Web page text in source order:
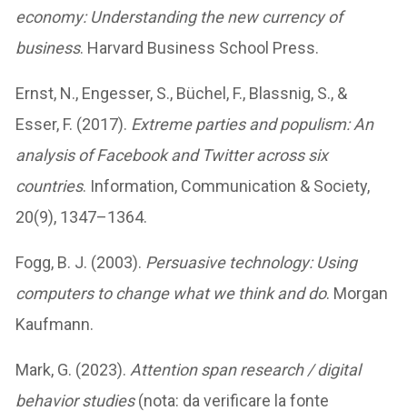
economy: Understanding the new currency of
business. Harvard Business School Press.
Ernst, N., Engesser, S., Büchel, F., Blassnig, S., &
Esser, F. (2017). Extreme parties and populism: An
analysis of Facebook and Twitter across six
countries. Information, Communication & Society,
20(9), 1347–1364.
Fogg, B. J. (2003). Persuasive technology: Using
computers to change what we think and do. Morgan
Kaufmann.
Mark, G. (2023). Attention span research / digital
behavior studies(nota: da verificare la fonte